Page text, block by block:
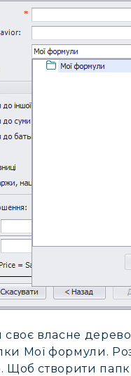
власне
Мої формули.
Щоб створити